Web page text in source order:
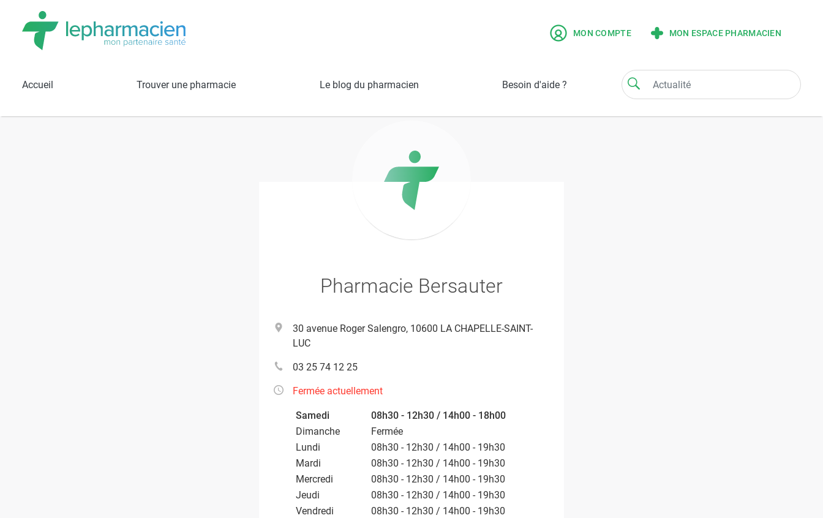
MON COMPTE MON ESPACE PHARMACIEN
Accueil Trouver une pharmacie Le blog du pharmacien Besoin d'aide ?
Résultats de recherche Pharmacie Bersauter
Pharmacie Bersauter
30 avenue Roger Salengro, 10600 LA CHAPELLE-SAINT-
LUC
03 25 74 12 25
Fermée actuellement
Samedi
08h30 - 12h30 / 14h00 - 18h00
Dimanche
Fermée
Lundi
08h30 - 12h30 / 14h00 - 19h30
Mardi
08h30 - 12h30 / 14h00 - 19h30
Mercredi
08h30 - 12h30 / 14h00 - 19h30
Jeudi
08h30 - 12h30 / 14h00 - 19h30
Vendredi
08h30 - 12h30 / 14h00 - 19h30